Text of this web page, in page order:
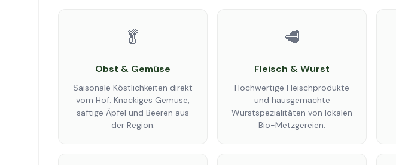
🥬
Obst & Gemüse
Saisonale Köstlichkeiten direkt
vom Hof: Knackiges Gemüse,
saftige Äpfel und Beeren aus
der Region.
🥩
Fleisch & Wurst
Hochwertige Fleischprodukte
und hausgemachte
Wurstspezialitäten von lokalen
Bio-Metzgereien.